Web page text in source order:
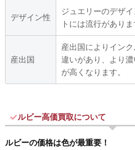
デザイン性
ジュエリーのデザ
トには流行がありま
産出国
産出国によりイン
違いがあり、より
が高くなります。
ルビー高価買取について
ルビーの価格は色が最重要！